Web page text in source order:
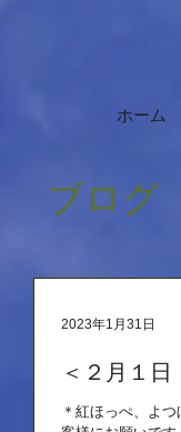
ホーム
ブログ
＜２月１
＊紅ほっぺ、よ
2023年1月31日